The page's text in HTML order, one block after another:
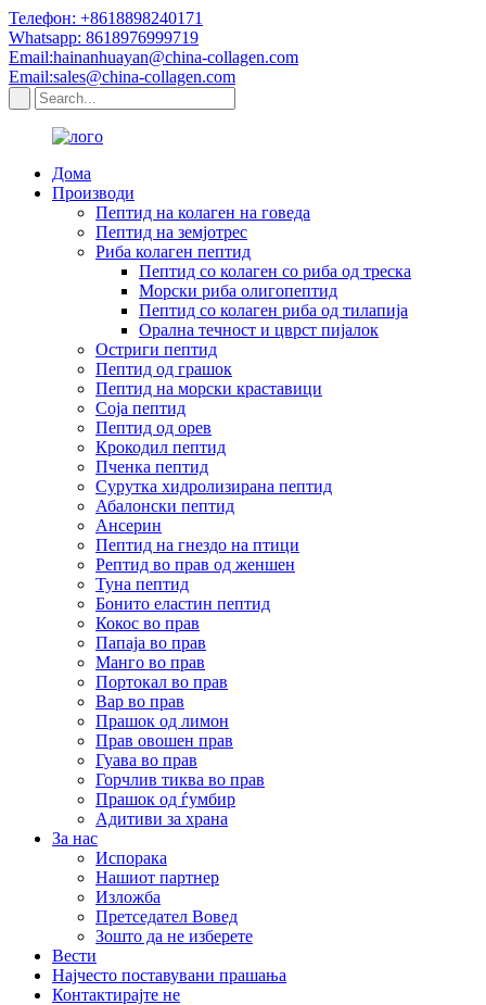
Телефон: +8618898240171
Whatsapp: 8618976999719
Email:hainanhuayan@china-collagen.com
Email:sales@china-collagen.com
Дома
Производи
Пептид на колаген на говеда
Пептид на земјотрес
Риба колаген пептид
Пептид со колаген со риба од треска
Морски риба олигопептид
Пептид со колаген риба од тилапија
Орална течност и цврст пијалок
Остриги пептид
Пептид од грашок
Пептид на морски краставици
Соја пептид
Пептид од орев
Крокодил пептид
Пченка пептид
Сурутка хидролизирана пептид
Абалонски пептид
Ансерин
Пептид на гнездо на птици
Pептид во прав од женшен
Туна пептид
Бонито еластин пептид
Кокос во прав
Папаја во прав
Манго во прав
Портокал во прав
Вар во прав
Прашок од лимон
Прав овошен прав
Гуава во прав
Горчлив тиква во прав
Прашок од ѓумбир
Адитиви за храна
За нас
Испорака
Нашиот партнер
Изложба
Претседател Вовед
Зошто да не изберете
Вести
Најчесто поставувани прашања
Контактирајте не